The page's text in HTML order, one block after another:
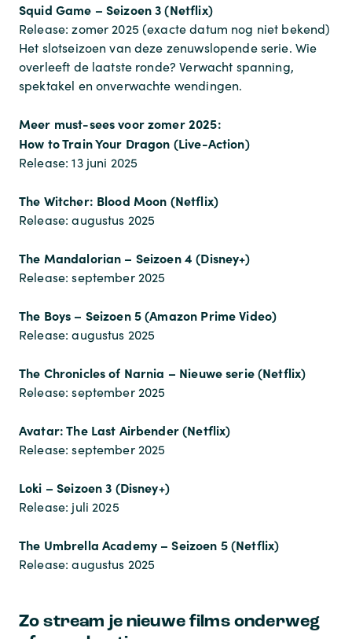
Squid Game – Seizoen 3 (Netflix)
Release: zomer 2025 (exacte datum nog niet bekend)
Het slotseizoen van deze zenuwslopende serie. Wie
overleeft de laatste ronde? Verwacht spanning,
spektakel en onverwachte wendingen.
Meer must-sees voor zomer 2025:
How to Train Your Dragon (Live-Action)
Release: 13 juni 2025
The Witcher: Blood Moon (Netflix)
Release: augustus 2025
The Mandalorian – Seizoen 4 (Disney+)
Release: september 2025
The Boys – Seizoen 5 (Amazon Prime Video)
Release: augustus 2025
The Chronicles of Narnia – Nieuwe serie (Netflix)
Release: september 2025
Avatar: The Last Airbender (Netflix)
Release: september 2025
Loki – Seizoen 3 (Disney+)
Release: juli 2025
The Umbrella Academy – Seizoen 5 (Netflix)
Release: augustus 2025
Zo stream je nieuwe films onderweg